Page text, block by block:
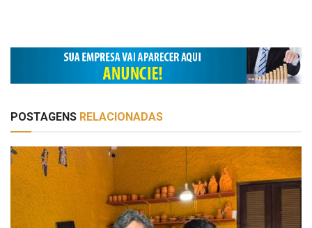
POSTAGENS RELACIONADAS